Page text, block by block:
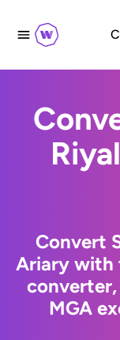
Convert
Ariary with
MGA